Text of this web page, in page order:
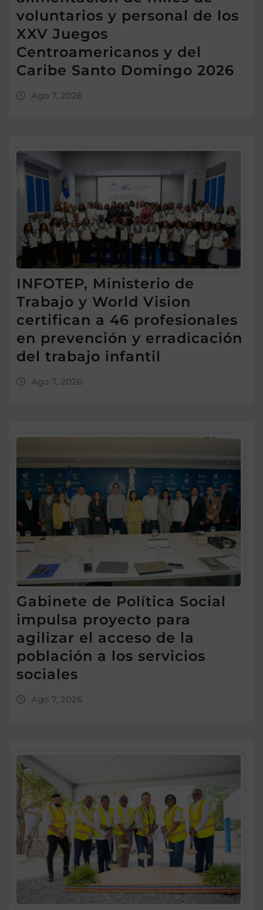
voluntarios y personal de los
XXV Juegos
Centroamericanos y del
Caribe Santo Domingo 2026
Ago 7, 2026
INFOTEP, Ministerio de
Trabajo y World Vision
certifican a 46 profesionales
en prevención y erradicación
del trabajo infantil
Ago 7, 2026
Gabinete de Política Social
impulsa proyecto para
agilizar el acceso de la
población a los servicios
sociales
Ago 7, 2026